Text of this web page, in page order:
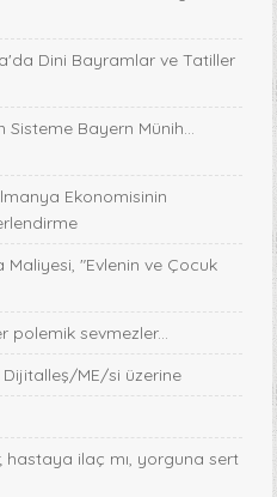
Dini Bayramlar ve Tatiller
Sisteme Bayern Münih...
Ekonomisinin
Maliyesi, "Evlenin ve Çocuk
polemik sevmezler...
ME/si üzerine
hastaya ilaç mı, yorguna sert